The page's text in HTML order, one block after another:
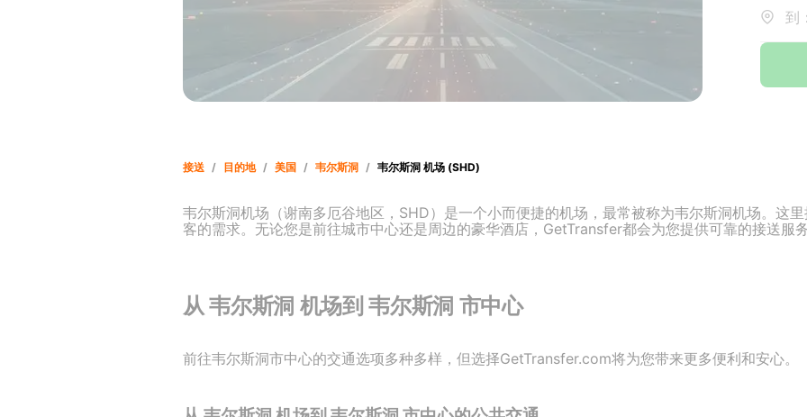
到
接送 / 目的地 / 美国 / 韦尔斯洞 / 韦尔斯洞 机场 (SHD)
韦尔斯洞机场（谢南多厄谷地区，SHD）是一个小而便捷的机场，最常被称为韦尔斯洞机场。这
客的需求。无论您是前往城市中心还是周边的豪华酒店，GetTransfer都会为您提供可靠的接送服务
从 韦尔斯洞 机场到 韦尔斯洞 市中心
前往韦尔斯洞市中心的交通选项多种多样，但选择GetTransfer.com将为您带来更多便利和安心。